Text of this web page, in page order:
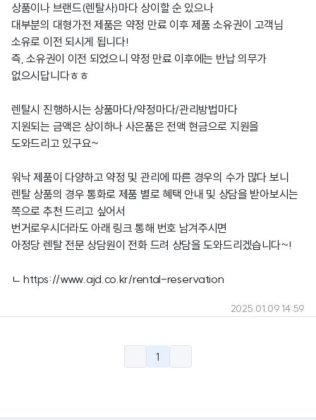
상품이나 브랜드(렌탈사)마다 상이할 순 있으나
대부분의 대형가전 제품은 약정 만료 이후 제품 소유권이 고객님
소유로 이전 되시게 됩니다!
즉, 소유권이 이전 되었으니 약정 만료 이후에는 반납 의무가
없으시답니다ㅎㅎ
렌탈시 진행하시는 상품마다/약정마다/관리방법마다
지원되는 금액은 상이하나 사은품은 전액 현금으로 지원을
도와드리고 있구요~
워낙 제품이 다양하고 약정 및 관리에 따른 경우의 수가 많다 보니
렌탈 상품의 경우 통화로 제품 별로 혜택 안내 및 상담을 받아보시는
쪽으로 추천 드리고 싶어서
번거로우시더라도 아래 링크 통해 번호 남겨주시면
아정당 렌탈 전문 상담원이 전화 드려 상담을 도와드리겠습니다~!
ㄴhttps://www.ajd.co.kr/rental-reservation
2025.01.09 14:59
1